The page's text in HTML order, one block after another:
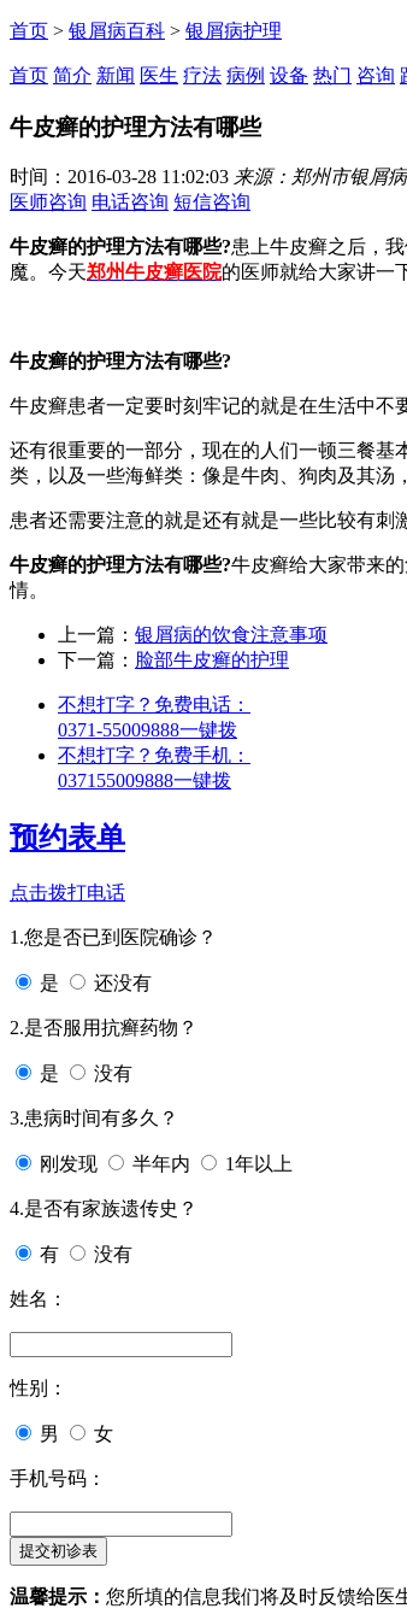
首页 > 银屑病百科 > 银屑病护理
首页 简介 新闻 医生 疗法 病例 设备 热门 咨询
牛皮癣的护理方法有哪些
时间：2016-03-28 11:02:03 来源：郑州市银屑
医师咨询 电话咨询 短信咨询
牛皮癣的护理方法有哪些?患上牛皮癣之后，
魔。今天郑州牛皮癣医院的医师就给大家讲一
牛皮癣的护理方法有哪些?
牛皮癣患者一定要时刻牢记的就是在生活中不
还有很重要的一部分，现在的人们一顿三餐
类，以及一些海鲜类：像是牛肉、狗肉及其汤
患者还需要注意的就是还有就是一些比较有刺
牛皮癣的护理方法有哪些?牛皮癣给大家带来
情。
上一篇： 银屑病的饮食注意事项
下一篇： 脸部牛皮癣的护理
不想打字？免费电话：
0371-55009888一键拨
不想打字？免费手机：
037155009888一键拨
预约表单
点击拨打电话
1.您是否已到医院确诊？
是 还没有
2.是否服用抗癣药物？
是 没有
3.患病时间有多久？
刚发现 半年内 1年以上
4.是否有家族遗传史？
有 没有
姓名：
性别：
男 女
手机号码：
温馨提示： 您所填的信息我们将及时反馈给医